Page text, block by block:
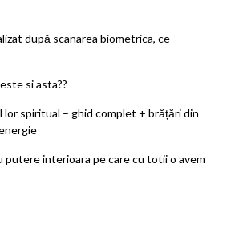
după scanarea biometrica, ce
si asta??
lor spiritual – ghid complet + brățări din
interioara pe care cu totii o avem